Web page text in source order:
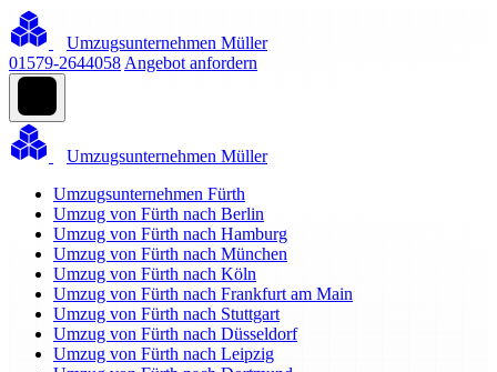
Umzugsunternehmen Müller
01579-2644058 Angebot anfordern
Umzugsunternehmen Müller
Umzugsunternehmen Fürth
Umzug von Fürth nach Berlin
Umzug von Fürth nach Hamburg
Umzug von Fürth nach München
Umzug von Fürth nach Köln
Umzug von Fürth nach Frankfurt am Main
Umzug von Fürth nach Stuttgart
Umzug von Fürth nach Düsseldorf
Umzug von Fürth nach Leipzig